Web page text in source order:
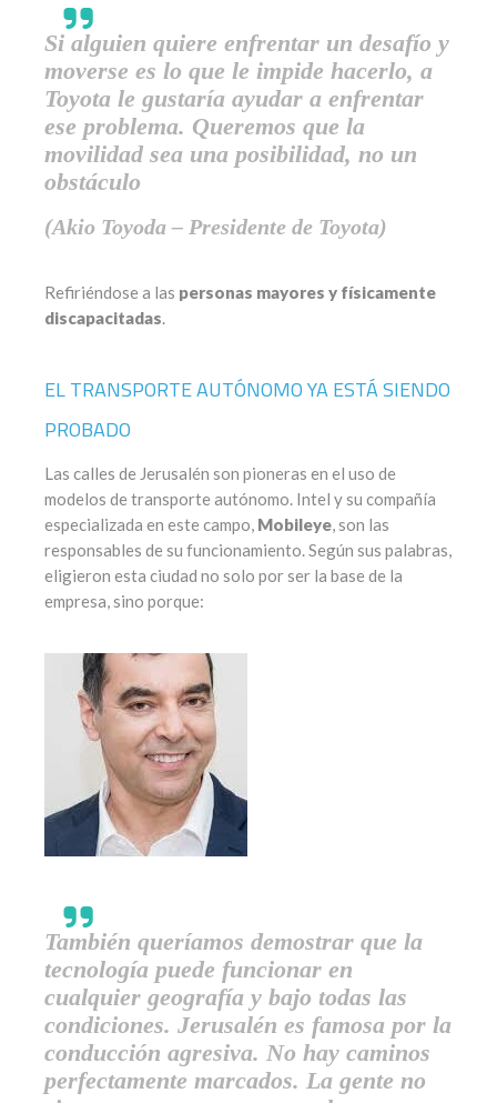
Si alguien quiere enfrentar un desafío y
moverse es lo que le impide hacerlo, a
Toyota le gustaría ayudar a enfrentar
ese problema. Queremos que la
movilidad sea una posibilidad, no un
obstáculo
(Akio Toyoda – Presidente de Toyota)
Refiriéndose a las personas mayores y físicamente
discapacitadas.
EL TRANSPORTE AUTÓNOMO YA ESTÁ SIENDO
PROBADO
Las calles de Jerusalén son pioneras en el uso de
modelos de transporte autónomo. Intel y su compañía
especializada en este campo, Mobileye, son las
responsables de su funcionamiento. Según sus palabras,
eligieron esta ciudad no solo por ser la base de la
empresa, sino porque:
También queríamos demostrar que la
tecnología puede funcionar en
cualquier geografía y bajo todas las
condiciones. Jerusalén es famosa por la
conducción agresiva. No hay caminos
perfectamente marcados. La gente no